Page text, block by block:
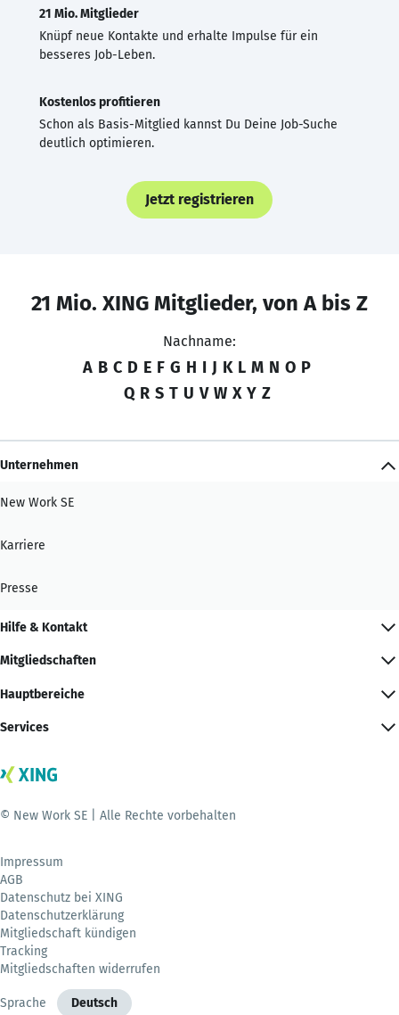
21 Mio. Mitglieder
Knüpf neue Kontakte und erhalte Impulse für ein
besseres Job-Leben.
Kostenlos profitieren
Schon als Basis-Mitglied kannst Du Deine Job-Suche
deutlich optimieren.
Jetzt registrieren
21 Mio. XING Mitglieder, von A bis Z
Nachname:
A B C D E F G H I J K L M N O P
Q R S T U V W X Y Z
Unternehmen
New Work SE
Karriere
Presse
Hilfe & Kontakt
Mitgliedschaften
Hauptbereiche
Services
© New Work SE | Alle Rechte vorbehalten
Impressum
AGB
Datenschutz bei XING
Datenschutzerklärung
Mitgliedschaft kündigen
Tracking
Mitgliedschaften widerrufen
Sprache Deutsch